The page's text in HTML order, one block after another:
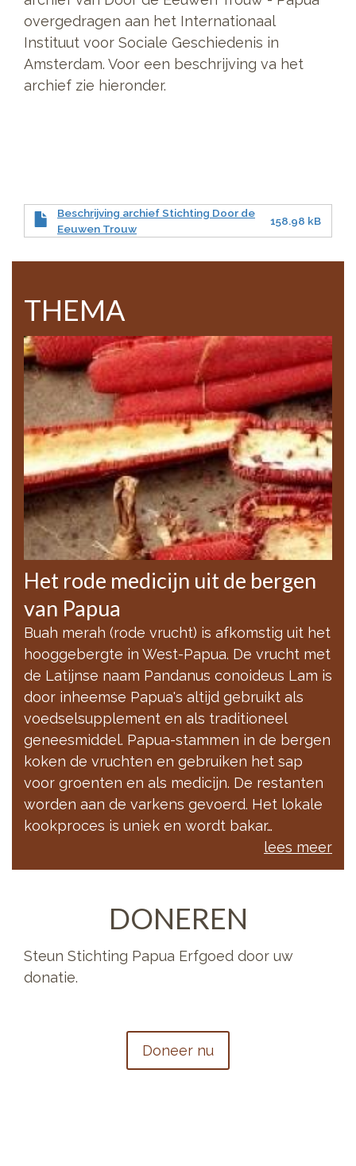
overgedragen aan het Internationaal
Instituut voor Sociale Geschiedenis in
Amsterdam. Voor een beschrijving va het
archief zie hieronder.
Beschrijving archief Stichting Door de
Eeuwen Trouw
158.98 kB
THEMA
Het rode medicijn uit de bergen
van Papua
Buah merah (rode vrucht) is afkomstig uit het
hooggebergte in West-Papua. De vrucht met
de Latijnse naam Pandanus conoideus Lam is
door inheemse Papua's altijd gebruikt als
voedselsupplement en als traditioneel
geneesmiddel. Papua-stammen in de bergen
koken de vruchten en gebruiken het sap
voor groenten en als medicijn. De restanten
worden aan de varkens gevoerd. Het lokale
kookproces is uniek en wordt bakar…
lees meer
DONEREN
Steun Stichting Papua Erfgoed door uw
donatie.
Doneer nu